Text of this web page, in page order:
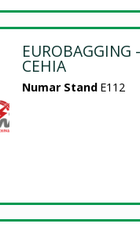
EUROBAGGING -
CEHIA
Numar Stand E112